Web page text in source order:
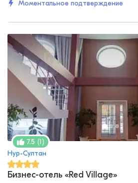
Моментальное подтверждение
7.5 (1)
Нур-Султан
Бизнес-отель «Red Village»